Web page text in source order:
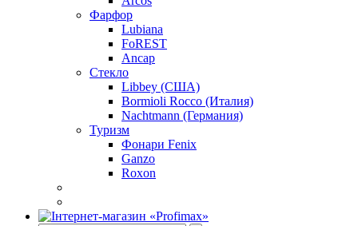
Фарфор
Lubiana
FoREST
Ancap
Стекло
Libbey (США)
Bormioli Rocco (Италия)
Nachtmann (Германия)
Туризм
Фонари Fenix
Ganzo
Roxon